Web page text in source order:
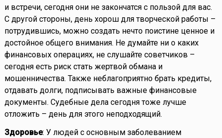
и встречи, сегодня они не закончатся с пользой для вас.
С другой стороны, день хорош для творческой работы –
потрудившись, можно создать нечто поистине ценное и
достойное общего внимания. Не думайте ни о каких
финансовых операциях, не слушайте советчиков –
сегодня есть риск стать жертвой обмана и
мошенничества. Также неблагоприятно брать кредиты,
отдавать долги, подписывать важные финансовые
документы. Судебные дела сегодня тоже лучше
отложить – день для этого неподходящий.
Здоровье: У людей с основным заболеванием